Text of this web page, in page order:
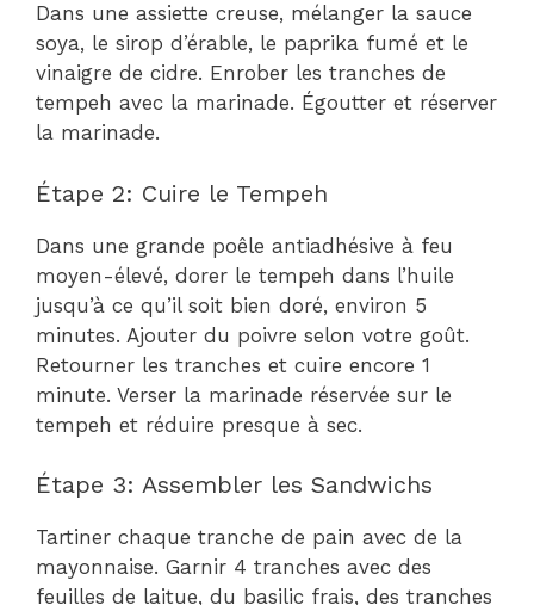
Dans une assiette creuse, mélanger la sauce
soya, le sirop d’érable, le paprika fumé et le
vinaigre de cidre. Enrober les tranches de
tempeh avec la marinade. Égoutter et réserver
la marinade.
Étape 2: Cuire le Tempeh
Dans une grande poêle antiadhésive à feu
moyen-élevé, dorer le tempeh dans l’huile
jusqu’à ce qu’il soit bien doré, environ 5
minutes. Ajouter du poivre selon votre goût.
Retourner les tranches et cuire encore 1
minute. Verser la marinade réservée sur le
tempeh et réduire presque à sec.
Étape 3: Assembler les Sandwichs
Tartiner chaque tranche de pain avec de la
mayonnaise. Garnir 4 tranches avec des
feuilles de laitue, du basilic frais, des tranches